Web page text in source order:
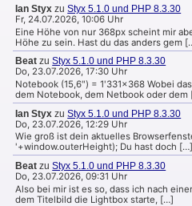
Ian Styx zuStyx 5.1.0 und PHP 8.3.30
Fr, 24.07.2026, 10:06 Uhr
Eine Höhe von nur 368px scheint mir
Höhe zu sein. Hast du das anders gem
Beat zuStyx 5.1.0 und PHP 8.3.30
Do, 23.07.2026, 17:30 Uhr
Notebook (15,6") = 1'331x368 Wobei
dem Notebook, dem Netbook oder dem
Ian Styx zuStyx 5.1.0 und PHP 8.3.30
Do, 23.07.2026, 12:29 Uhr
Wie groß ist dein aktuelles
'+window.outerHeight); Du hast doch […]
Beat zuStyx 5.1.0 und PHP 8.3.30
Do, 23.07.2026, 09:31 Uhr
Also bei mir ist es so, dass ich nach
dem Titelbild die Lightbox starte, […]